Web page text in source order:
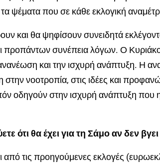
τα ψέματα που σε κάθε εκλογική
και θα ψηφίσουν συνειδητά
προπάντων συνέπεια λόγων. Ο
και την ισχυρή ανάπτυξη. Η
νοοτροπία, στις ιδέες και
οδηγούν στην ισχυρή ανάπτυξη που
ότι θα έχει για τη Σάμο αν δεν
τις προηγούμενες εκλογές